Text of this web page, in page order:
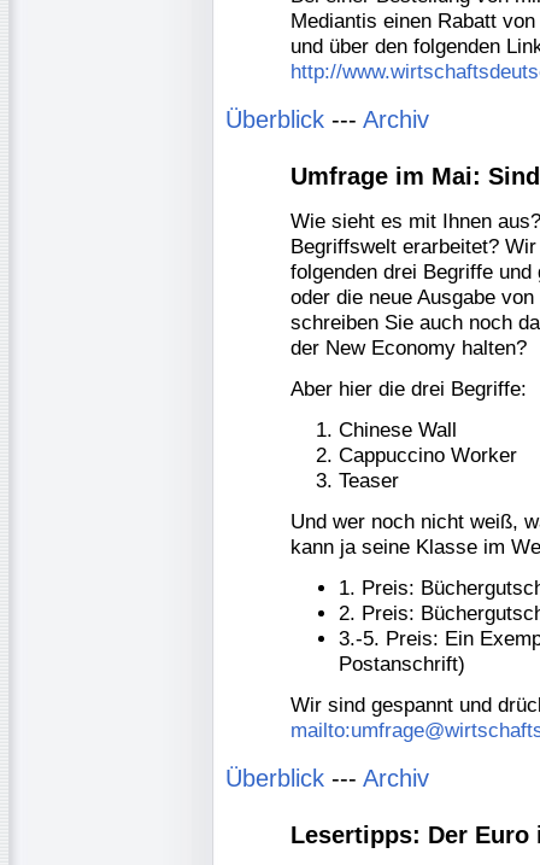
Mediantis einen Rabatt
und über den folgenden
http://
Überblick --- Archiv
Umfrage im Mai:
Wie sieht es mit Ihnen
Begriffswelt erarbeitet?
folgenden drei Begriffe
oder die neue Ausgabe
schreiben Sie auch noch
der New Economy halten?
Aber hier die drei Begriffe:
Chinese Wall
Cappuccino Worker
Teaser
Und wer noch nicht weiß,
kann ja seine Klasse im
1. Preis:
2. Preis:
3.-5. Preis: Ein
Postanschrift)
Wir sind gespannt und
Überblick --- Archiv
Lesertipps: Der